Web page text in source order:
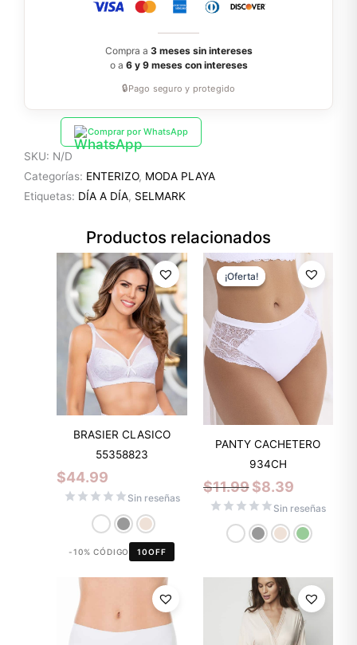
Compra a 3 meses sin intereses
o a 6 y 9 meses con intereses
🔒Pago seguro y protegido
Comprar por WhatsApp
SKU: N/D
Categorías: ENTERIZO, MODA PLAYA
Etiquetas: DÍA A DÍA, SELMARK
Productos relacionados
BRASIER CLASICO
55358823
$44.99
Sin reseñas
-10% CÓDIGO 10OFF
¡Oferta!
¡Oferta!
PANTY CACHETERO
934CH
$11.99
El
precio
original
$11.99.
$8.39
El
precio
actual
es:
$8.39.
Sin reseñas